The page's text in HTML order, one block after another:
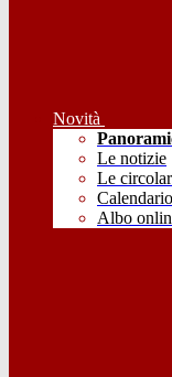
Novità
Le notizie
Le
Albo